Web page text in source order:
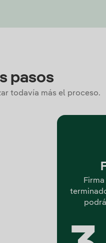
pasos
todavía más el proceso.